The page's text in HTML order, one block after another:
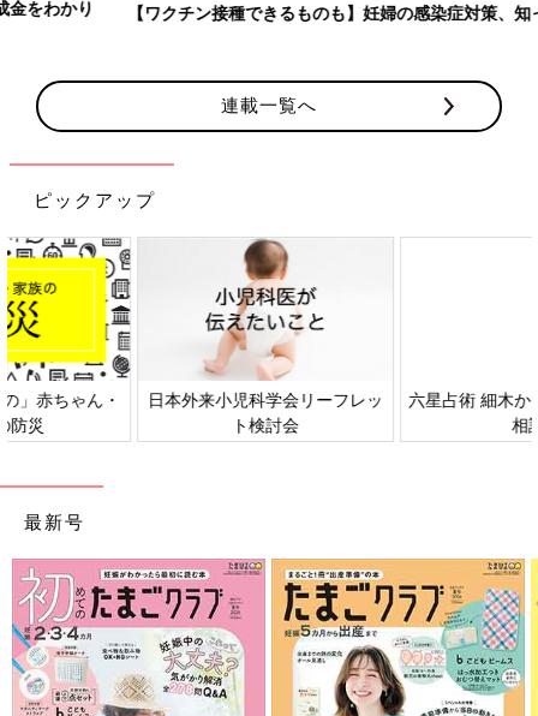
【ワクチン接種できるものも】妊婦の感染症対策、知っておいて！
連載一覧へ
ピックアップ
日本外来小児科学会リーフレッ
六星占術 細木かおりさんの人生
最新号